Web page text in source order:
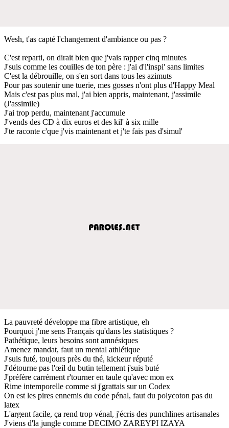
Wesh, t'as capté l'changement d'ambiance ou pas ?
C'est reparti, on dirait bien que j'vais rapper cinq minutes
J'suis comme les couilles de ton père : j'ai d'l'inspi' sans limites
C'est la débrouille, on s'en sort dans tous les azimuts
Pour pas soutenir une tuerie, mes gosses n'ont plus d'Happy Meal
Mais c'est pas plus mal, j'ai bien appris, maintenant, j'assimile
(J'assimile)
J'ai trop perdu, maintenant j'accumule
J'vends des CD à dix euros et des kil' à six mille
J'te raconte c'que j'vis maintenant et j'te fais pas d'simul'
La pauvreté développe ma fibre artistique, eh
Pourquoi j'me sens Français qu'dans les statistiques ?
Pathétique, leurs besoins sont amnésiques
Amenez mandat, faut un mental athlétique
J'suis futé, toujours près du thé, kickeur réputé
J'détourne pas l'œil du butin tellement j'suis buté
J'préfère carrément r'tourner en taule qu'avec mon ex
Rime intemporelle comme si j'grattais sur un Codex
On est les pires ennemis du code pénal, faut du polycoton pas du
latex
L'argent facile, ça rend trop vénal, j'écris des punchlines artisanales
J'viens d'la jungle comme DECIMO ZAREYPI IZAYA